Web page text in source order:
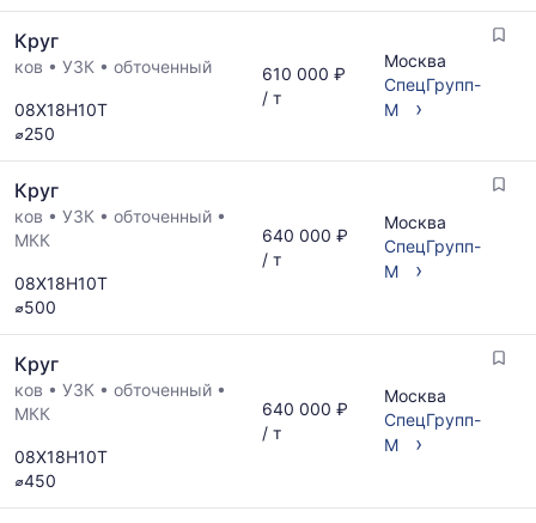
Круг
ков • УЗК • обточенный
08Х18Н10Т
⌀250
610 000 ₽
/ т
Москва
СпецГрупп-
М
›
Круг
ков • УЗК • обточенный •
МКК
08Х18Н10Т
⌀500
640 000 ₽
/ т
Москва
СпецГрупп-
М
›
Круг
ков • УЗК • обточенный •
МКК
08Х18Н10Т
⌀450
640 000 ₽
/ т
Москва
СпецГрупп-
М
›